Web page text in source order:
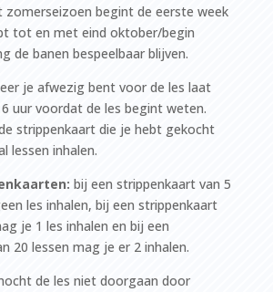
zomerseizoen begint de eerste week
tot en met eind oktober/begin
de banen bespeelbaar blijven.
je afwezig bent voor de les laat
uur voordat de les begint weten.
strippenkaart die je hebt gekocht
lessen inhalen.
bij een strippenkaart van 5
les inhalen, bij een strippenkaart
je 1 les inhalen en bij een
20 lessen mag je er 2 inhalen.
de les niet doorgaan door